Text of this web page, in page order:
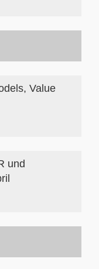
Value
und